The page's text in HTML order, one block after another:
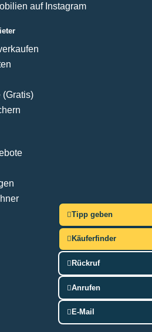
Tipp geben
Käuferfinder
Rückruf
Anrufen
E-Mail
auf Instagram
(Gratis)